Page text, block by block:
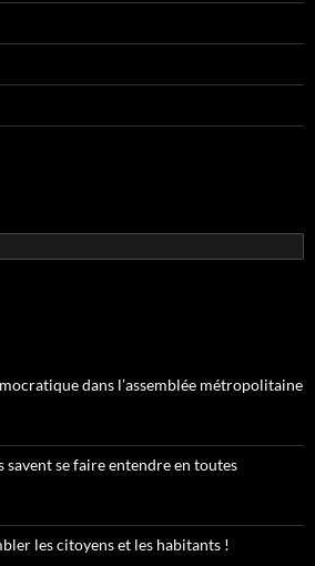
dans l’assemblée métropolitaine
savent se faire entendre en toutes
les citoyens et les habitants !